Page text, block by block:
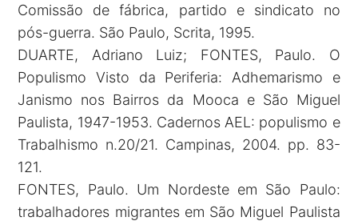
Comissão de fábrica, partido e sindicato no
pós-guerra. São Paulo, Scrita, 1995.
DUARTE, Adriano Luiz; FONTES, Paulo. O
Populismo Visto da Periferia: Adhemarismo e
Janismo nos Bairros da Mooca e São Miguel
Paulista, 1947-1953. Cadernos AEL: populismo e
Trabalhismo n.20/21. Campinas, 2004. pp. 83-
121.
FONTES, Paulo. Um Nordeste em São Paulo:
trabalhadores migrantes em São Miguel Paulista